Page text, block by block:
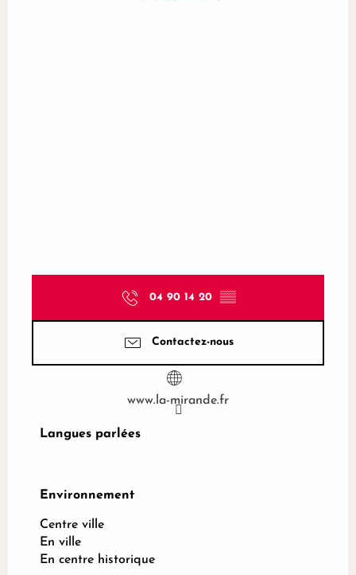
04 90 14 20 ▒▒
Contactez-nous
www.la-mirande.fr
Langues parlées
Langues parlées
Environnement
Environnement
Centre ville
En ville
En centre historique